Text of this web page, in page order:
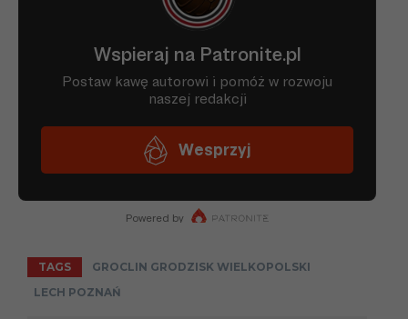
TAGS
GROCLIN GRODZISK WIELKOPOLSKI
LECH POZNAŃ